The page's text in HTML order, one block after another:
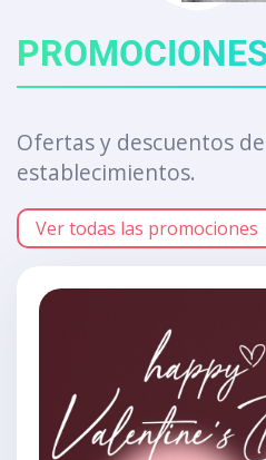
Ofertas y descuentos
establecimientos.
Ver todas las promociones